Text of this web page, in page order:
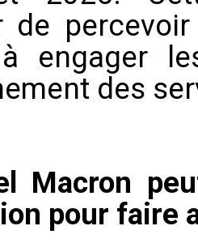
de
engager
des
Macron
pour faire